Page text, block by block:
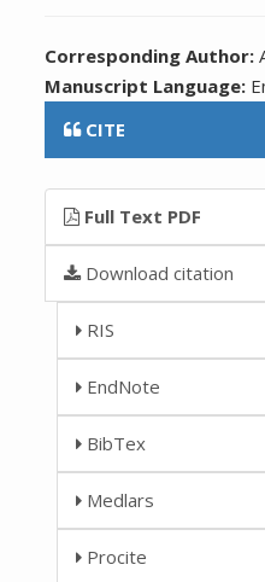
Corresponding Author:
Manuscript Language:
CITE
Full Text PDF
Download citation
RIS
EndNote
BibTex
Medlars
Procite